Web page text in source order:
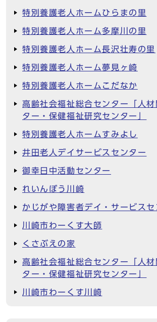
特別養護老人ホームひらまの里
特別養護老人ホーム多摩川の里
特別養護老人ホーム長沢壮寿の里
特別養護老人ホーム夢見ヶ崎
特別養護老人ホームこだなか
高齢社会福祉総合センター「人材
ター・保健福祉研究センター」
特別養護老人ホームすみよし
井田老人デイサービスセンター
御幸日中活動センター
れいんぼう川崎
かじがや障害者デイ・サービスセ
川崎市わーくす大師
くさぶえの家
高齢社会福祉総合センター「人材
ター・保健福祉研究センター」
川崎市わーくす川崎